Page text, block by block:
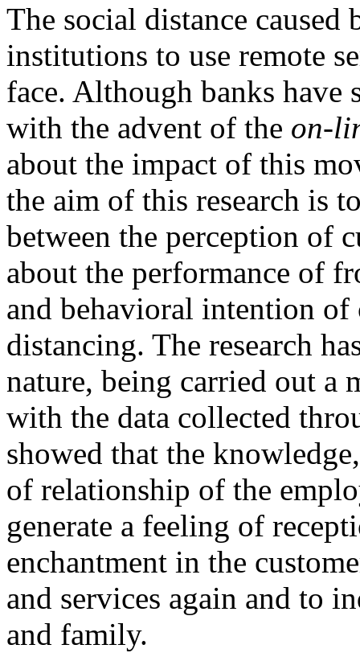
The social distance
institutions to use remote
face. Although banks have
with the advent of the on-
about the impact of this
the aim of this research is
between the perception of
about the performance of
and behavioral intention
distancing. The research
nature, being carried out a
with the data collected
showed that the
of relationship of the
generate a feeling of
enchantment in the
and services again and to
and family.